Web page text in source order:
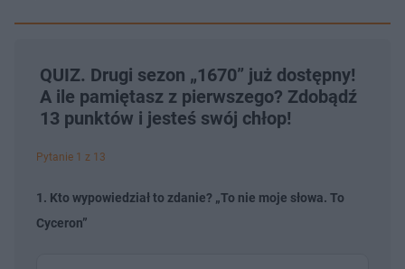
QUIZ. Drugi sezon „1670” już dostępny!
A ile pamiętasz z pierwszego? Zdobądź
13 punktów i jesteś swój chłop!
Pytanie 1 z 13
1. Kto wypowiedział to zdanie? „To nie moje słowa. To
Cyceron”